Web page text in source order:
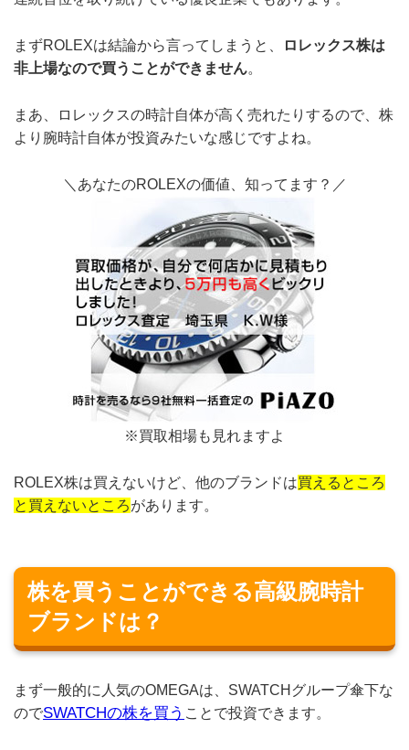
まずROLEXは結論から言ってしまうと、
ロレックス株は
非上場なので買うことができません。
まあ、ロレックスの時計自体が高く売れたりするので、株
より腕時計自体が投資みたいな感じですよね。
＼あなたのROLEXの価値、知ってます？／
※買取相場も見れますよ
ROLEX株は買えないけど、他のブランドは買えるところ
と買えないところがあります。
株を買うことができる高級腕時計
ブランドは？
まず一般的に人気のOMEGAは、SWATCHグループ傘下な
のでSWATCHの株を買う ことで投資できます。